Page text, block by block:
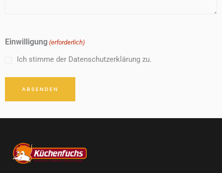
Einwilligung (erforderlich)
Ich stimme der Datenschutzerklärung zu.